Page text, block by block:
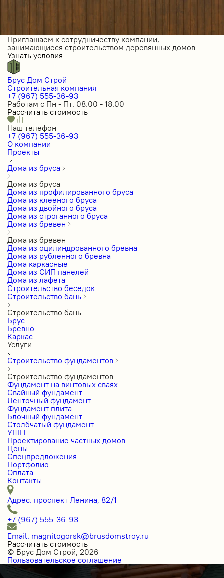
Приглашаем к сотрудничеству компании,
занимающиеся строительством деревянных домов
Узнать условия
Брус Дом Строй
Строительная компания
+7 (967) 555-36-93
Работам с Пн - Пт: 08:00 - 18:00
Рассчитать стоимость
Наш телефон
+7 (967) 555-36-93
О компании
Проекты
Дома из бруса
Дома из бруса
Дома из профилированного бруса
Дома из клееного бруса
Дома из двойного бруса
Дома из строганного бруса
Дома из бревен
Дома из бревен
Дома из оцилиндрованного бревна
Дома из рубленного бревна
Дома каркасные
Дома из СИП панелей
Дома из лафета
Строительство беседок
Строительство бань
Строительство бань
Брус
Бревно
Каркас
Услуги
Строительство фундаментов
Строительство фундаментов
Фундамент на винтовых сваях
Свайный фундамент
Ленточный фундамент
Фундамент плита
Блочный фундамент
Столбчатый фундамент
УШП
Проектирование частных домов
Цены
Спецпредложения
Портфолио
Оплата
Контакты
Адрес: проспект Ленина, 82/1
+7 (967) 555-36-93
Email: magnitogorsk@brusdomstroy.ru
Рассчитать стоимость
© Брус Дом Строй, 2026
Пользовательское соглашение